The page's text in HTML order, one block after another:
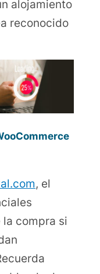
alojamiento
reconocido
, el
compra si